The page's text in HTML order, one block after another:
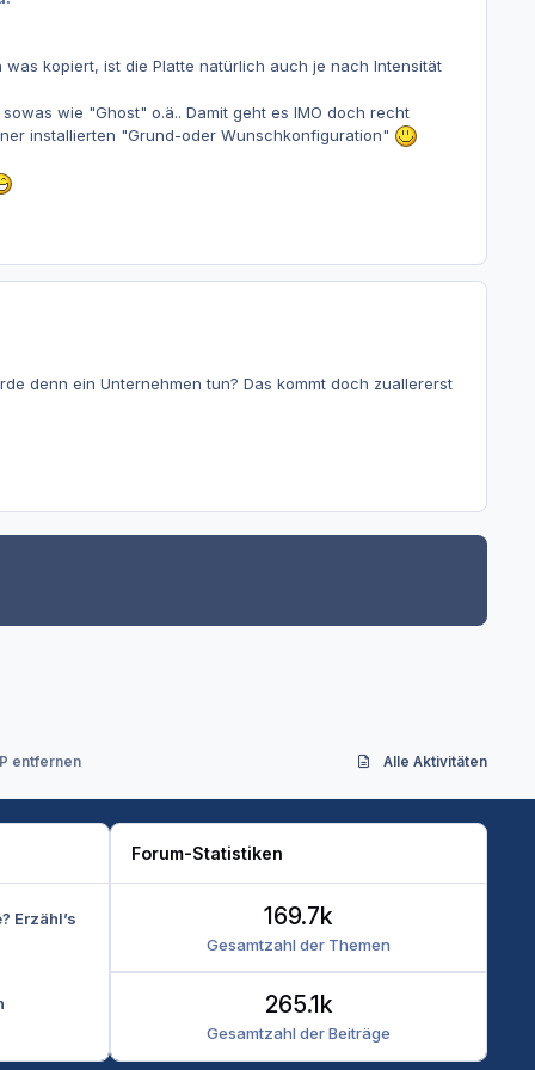
kopiert, ist die Platte natürlich auch je nach Intensität
wie "Ghost" o.ä.. Damit geht es IMO doch recht
installierten "Grund-oder Wunschkonfiguration"
denn ein Unternehmen tun? Das kommt doch zuallererst
entfernen Alle Aktivitäten
Erzähl’s
Forum-Statistiken
Gesamtzahl der Themen
169.7k
Gesamtzahl der Beiträge
265.1k